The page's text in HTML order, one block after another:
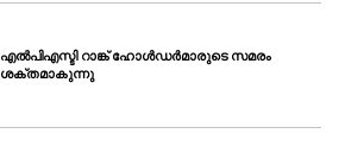
എൽപിഎസ്ടി റാങ്ക് ഹോൾഡർമാരുടെ സമരം
ശക്തമാകുന്നു